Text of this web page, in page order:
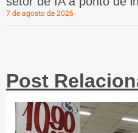
7 de agosto de 2026
Post